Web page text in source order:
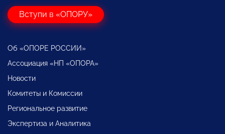
Вступи в «ОПОРУ»
Об «ОПОРЕ РОССИИ»
Ассоциация «НП «ОПОРА»
Новости
Комитеты и Комиссии
Региональное развитие
Экспертиза и Аналитика